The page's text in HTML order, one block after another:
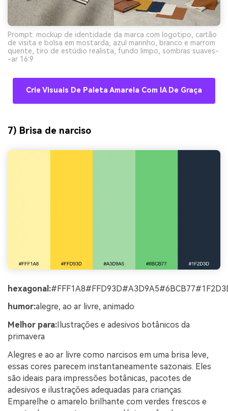
Prompt: mockup de identidade da marca com logotipo, cartão
de visita e bolsa em mostarda, azul marinho, branco e marrom
quente, tiro de estúdio realista, fundo limpo, sombras suaves-
-ar 16:9
Crie Visuais De Paleta Amarela Com IA De Graça
7) Brisa de narciso
hexagonal:
humor:alegre, ao ar livre, animado
Melhor para: Ilustrações e adesivos botânicos da
primavera
Alegres e ao ar livre como narcisos em uma brisa leve,
essas cores parecem instantaneamente sazonais. Eles
são ideais para impressões botânicas, pacotes de
adesivos e ilustrações adequadas para crianças.
Emparelhe o amarelo brilhante com verdes frescos e